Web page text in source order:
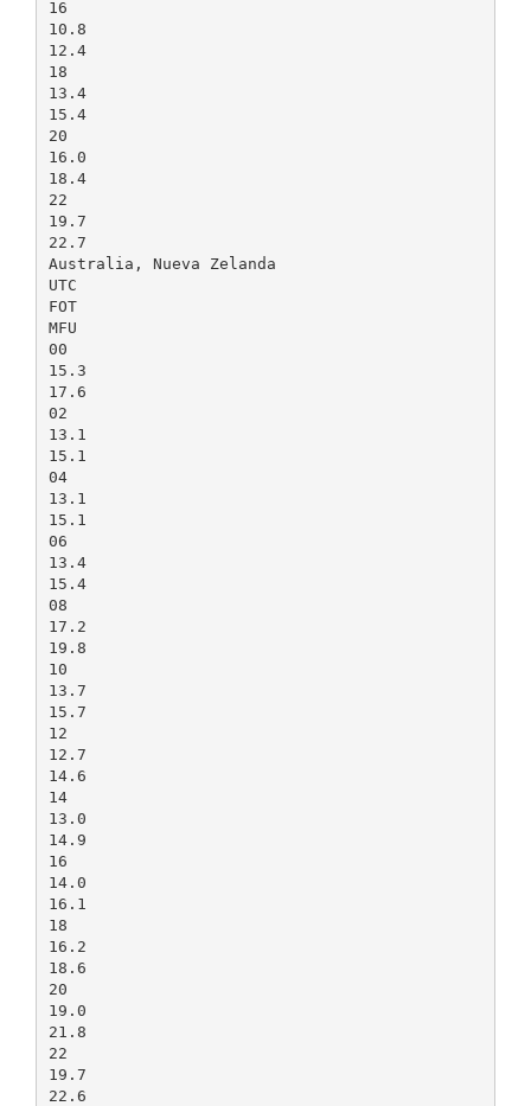
16
10.8
12.4
18
13.4
15.4
20
16.0
18.4
22
19.7
22.7
Australia, Nueva Zelanda
UTC
FOT
MFU
00
15.3
17.6
02
13.1
15.1
04
13.1
15.1
06
13.4
15.4
08
17.2
19.8
10
13.7
15.7
12
12.7
14.6
14
13.0
14.9
16
14.0
16.1
18
16.2
18.6
20
19.0
21.8
22
19.7
22.6